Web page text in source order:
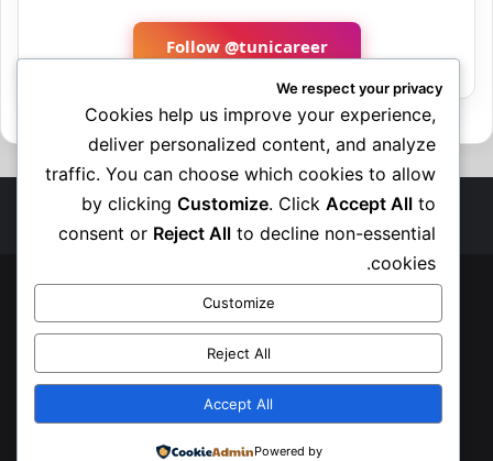
Follow @tunicareer
تكوين مجاني
سياسة الخصوصية
فيسبوك
‫X
‫YouTubeانستقرام
We respect your privacy
Cookies help us improve your experience,
deliver personalized content, and analyze
traffic. You can choose which cookies to allow
by clickingCustomize. ClickAccept All to
consent or Reject All to decline non-essential
cookies.
Customize
Reject All
Accept All
Powered by